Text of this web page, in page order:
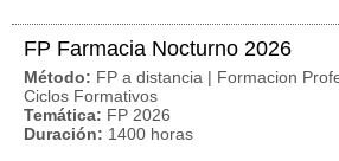
FP Farmacia Nocturno 2026
Método: FP a distancia | Formacion
Ciclos Formativos
Temática: FP 2026
Duración: 1400 horas